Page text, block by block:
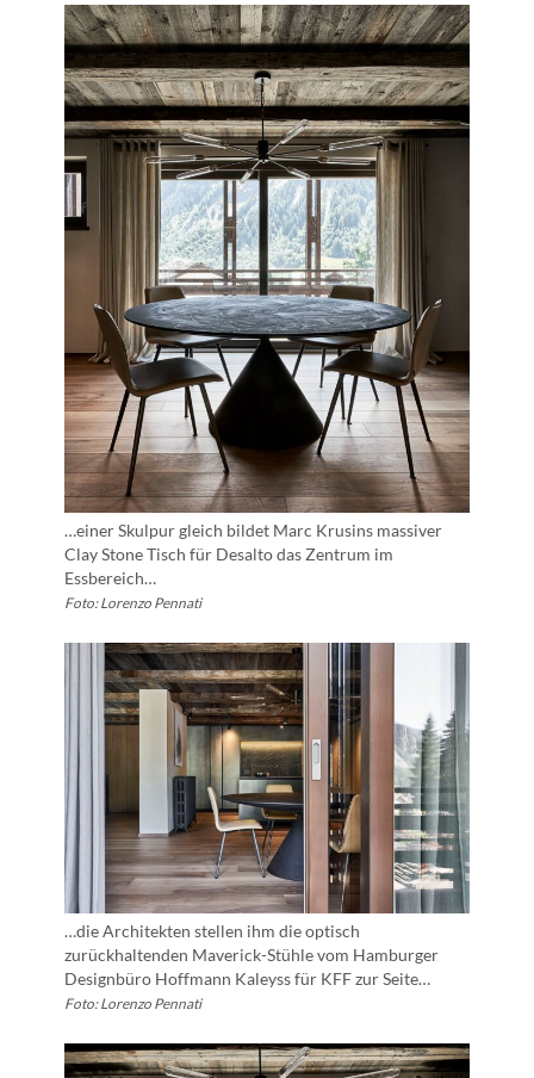
…einer Skulpur gleich bildet Marc Krusins massiver
Clay Stone Tisch für Desalto das Zentrum im
Essbereich…
Foto: Lorenzo Pennati
…die Architekten stellen ihm die optisch
zurückhaltenden Maverick-Stühle vom Hamburger
Designbüro Hoffmann Kaleyss für KFF zur Seite…
Foto: Lorenzo Pennati